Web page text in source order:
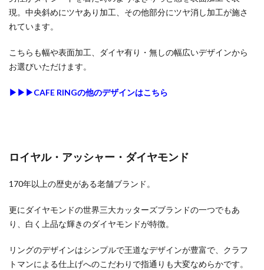
現。中央斜めにツヤあり加工、その他部分にツヤ消し加工が施さ
れています。
こちらも幅や表面加工、ダイヤ有り・無しの幅広いデザインから
お選びいただけます。
▶︎▶︎▶︎CAFE RINGの他のデザインはこちら
ロイヤル・アッシャー・ダイヤモンド
170年以上の歴史がある老舗ブランド。
更にダイヤモンドの世界三大カッターズブランドの一つでもあ
り、白く上品な輝きのダイヤモンドが特徴。
リングのデザインはシンプルで王道なデザインが豊富で、クラフ
トマンによる仕上げへのこだわりで指通りも大変なめらかです。